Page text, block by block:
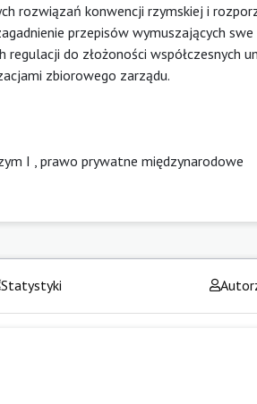
rozwiązań konwencji rzymskiej i
przepisów wymuszających swe
do złożoności współczesnych
zbiorowego zarządu.
I prawo prywatne międzynarodowe
Statystyki